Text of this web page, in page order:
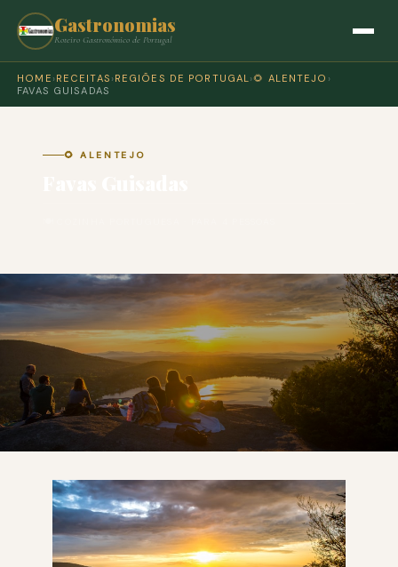
Gastronomias
Roteiro Gastronómico de Portugal
HOME › RECEITAS › REGIÕES DE PORTUGAL›🌻 ALENTEJO ›
FAVAS GUISADAS
🌻 ALENTEJO